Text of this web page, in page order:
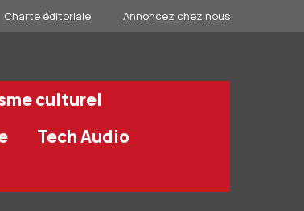
Charte éditoriale Annoncez chez nous
culturel
Tech Audio